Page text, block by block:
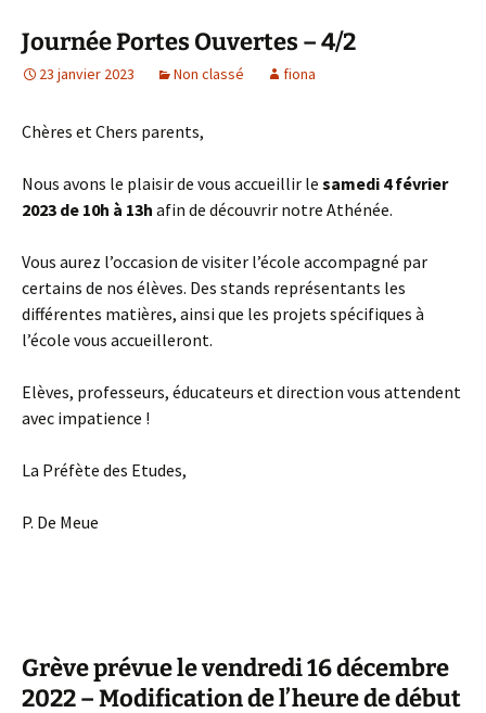
Journée Portes Ouvertes – 4/2
23 janvier 2023 Non classé fiona
Chères et Chers parents,
Nous avons le plaisir de vous accueillir le samedi 4 février
2023 de 10h à 13h afin de découvrir notre Athénée.
Vous aurez l’occasion de visiter l’école accompagné par
certains de nos élèves. Des stands représentants les
différentes matières, ainsi que les projets spécifiques à
l’école vous accueilleront.
Elèves, professeurs, éducateurs et direction vous attendent
avec impatience !
La Préfète des Etudes,
P. De Meue
Grève prévue le vendredi 16 décembre
2022 – Modification de l’heure de début